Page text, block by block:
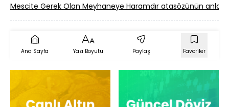
Mescite Gerek Olan Meyhaneye Haramdır atasözünün
Ana Sayfa Yazı Boyutu Paylaş Favoriler